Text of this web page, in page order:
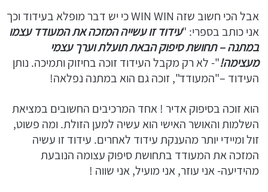
אבל הכי חשוב שזה WIN WIN כי יש דבר מופלא בעידוד וכך
אני כותב בספרי: "עידוד זו עשייה המזכה את המעודד עצמו
במתנה – תחושת סיפוק הבאת תועלת וערך עצמי
מעצימה!"- לא רק מקבל העידוד זוכה בחיזוק ותמיכה. נותן
העידוד –"המעודד", זוכה גם הוא במתנה נפלאה!
הוא זוכה בסיפוק אדיר ! אחד המרכיבים החשובים במציאת
השלמות והאושר האישי הוא עשיה למען הזולת. ומה פשוט,
זול ומיידי יותר מהענקת עידוד לאחרים. עידוד זו עשיה
המזכה את המעודד בתחושת סיפוק עצומה הנובעת
מהידיעה- אני עוזר, אני מועיל, אני שווה !